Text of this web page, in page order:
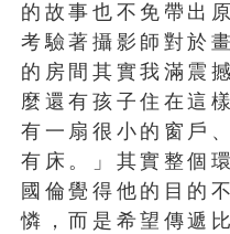
的故事也不免帶出
考驗著攝影師對於
的房間其實我滿震
麼還有孩子住在這
有一扇很小的窗戶
有床。」其實整個
國倫覺得他的目的
憐，而是希望傳遞